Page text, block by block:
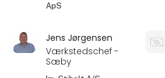
ApS
Jens Jørgensen
Værkstedschef -
Sæby